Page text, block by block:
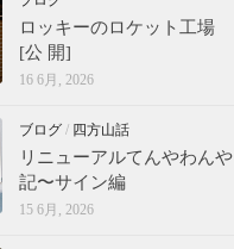
ロッキーのロケット工場
[公 開]
16 6月, 2026
ブログ / 四方山話
リニューアルてんやわんや
記〜サイン編
15 6月, 2026